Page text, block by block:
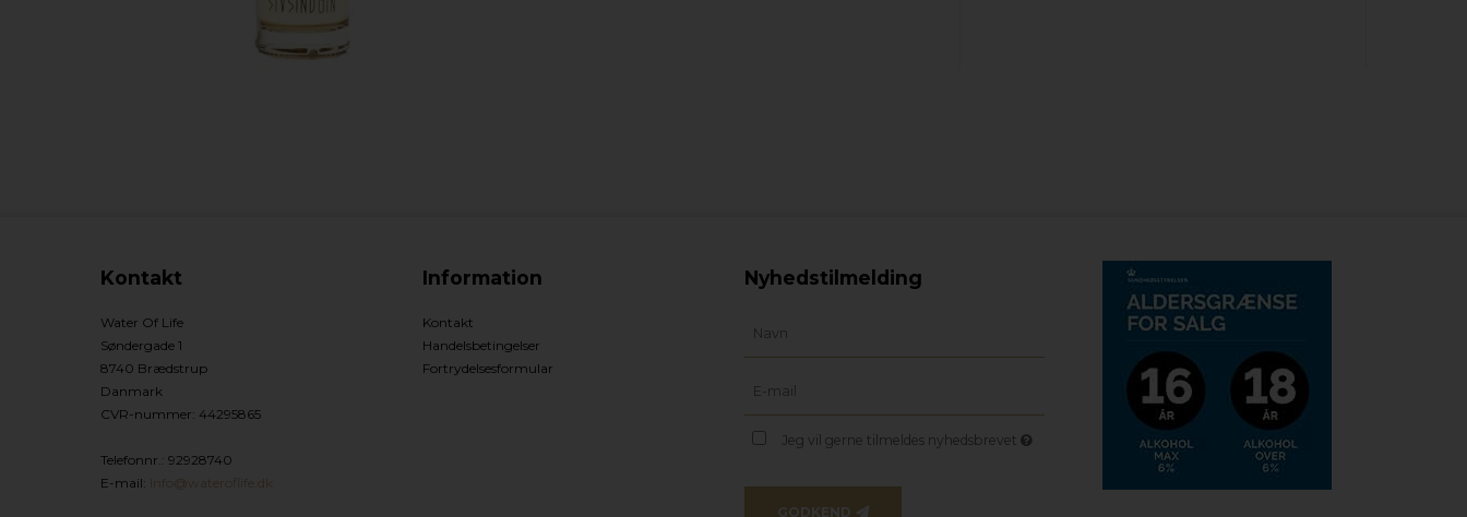
Kontakt
Water Of Life
Søndergade 1
8740 Brædstrup
Danmark
CVR-nummer: 44295865
Telefonnr.: 92928740
E-mail: Info@wateroflife.dk
Information
Kontakt
Handelsbetingelser
Fortrydelsesformular
Nyhedstilmelding
Jeg vil gerne tilmeldes nyhedsbrevet
GODKEND